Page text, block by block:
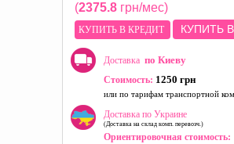
(2375.8 грн/мес)
КУПИТЬ В КРЕДИТ КУПИТЬ
Доставка по Киеву
Стоимость: 1250 грн
или по тарифам транспортной
Доставка по Украине
(Доставка на склад комп. перевозч.)
Ориентировочная стоимость: